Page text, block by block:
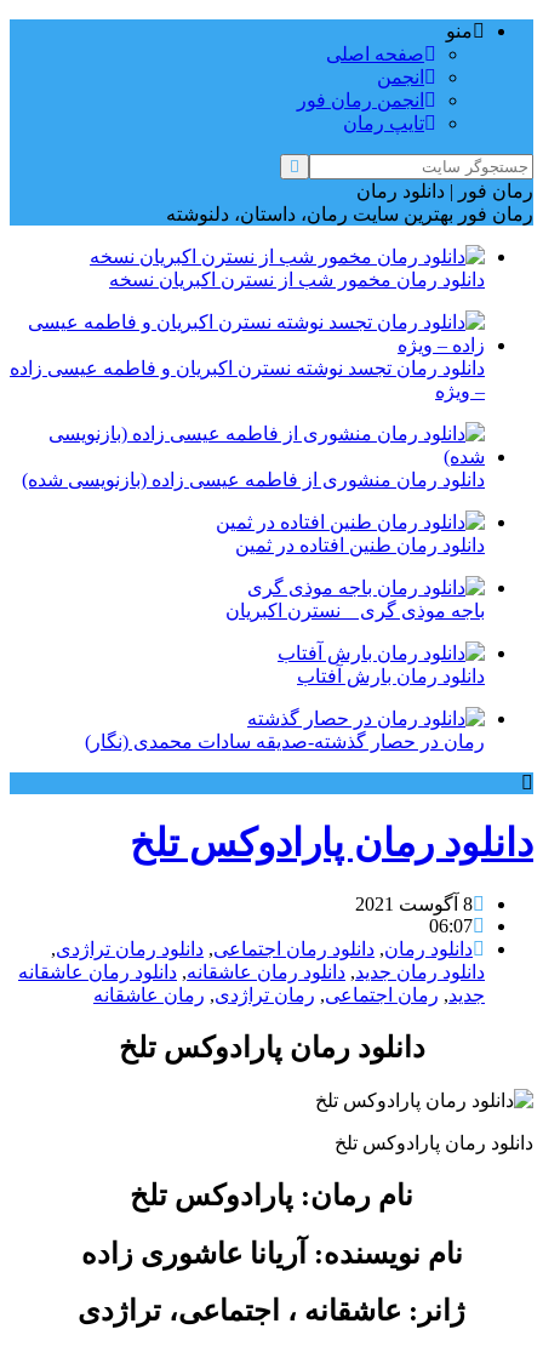
منو
صفحه اصلی
انجمن
انجمن رمان فور
تایپ رمان
رمان فور | دانلود رمان
رمان فور بهترین سایت رمان، داستان، دلنوشته
دانلود رمان مخمور شب از نسترن اکبریان نسخه
دانلود رمان تجسد نوشته نسترن اکبریان و فاطمه عیسی زاده
– ویژه
دانلود رمان منشوری از فاطمه عیسی زاده (بازنویسی شده)
دانلود رمان طنین افتاده در ثمین
باجه موذی گری _ نسترن اکبریان
دانلود رمان بارش آفتاب
رمان در حصار گذشته-صدیقه سادات محمدی (نگار)
دانلود رمان پارادوکس تلخ
8 آگوست 2021
06:07
دانلود رمان, دانلود رمان اجتماعی, دانلود رمان تراژدی,
دانلود رمان جدید, دانلود رمان عاشقانه, دانلود رمان عاشقانه
جدید, رمان اجتماعی, رمان تراژدی, رمان عاشقانه
دانلود رمان پارادوکس تلخ
دانلود رمان پارادوکس تلخ
نام رمان: پارادوکس تلخ
نام نویسنده: آریانا عاشوری زاده
ژانر: عاشقانه ، اجتماعی، تراژدی